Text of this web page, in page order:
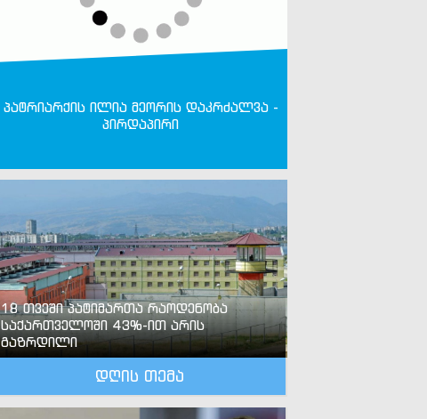
პატრიარქის ილია მეორის დაკრძალვა -
პირდაპირი
18 თვეში პატიმართა რაოდენობა
საქართველოში 43%-ით არის
გაზრდილი
დღის თემა